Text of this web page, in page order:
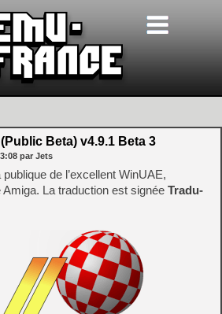
Beta) v4.9.1 Beta 3
par Jets
de l’excellent WinUAE,
Amiga. La traduction est signée Tradu-